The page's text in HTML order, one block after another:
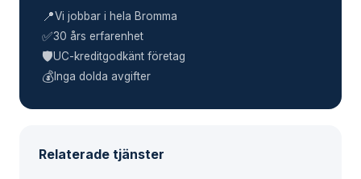
📍Vi jobbar i hela Bromma
✅30 års erfarenhet
🛡️UC-kreditgodkänt företag
💰Inga dolda avgifter
Relaterade tjänster